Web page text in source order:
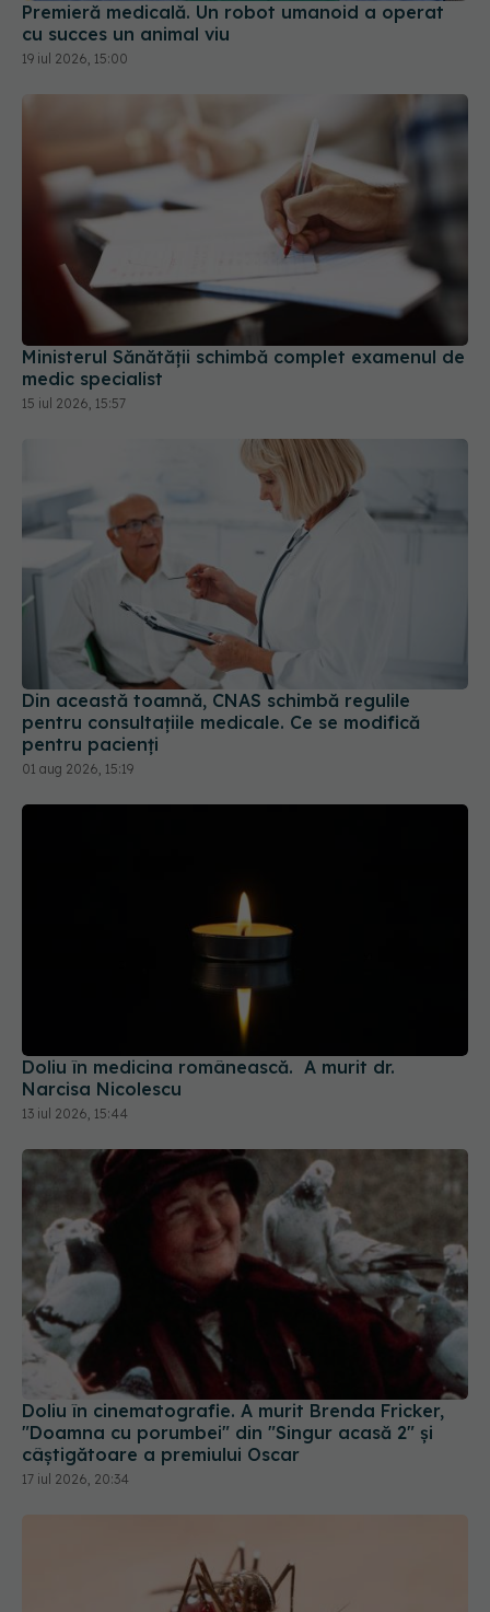
Premieră medicală. Un robot umanoid a operat
cu succes un animal viu
19 iul 2026, 15:00
Ministerul Sănătății schimbă complet examenul de
medic specialist
15 iul 2026, 15:57
Din această toamnă, CNAS schimbă regulile
pentru consultațiile medicale. Ce se modifică
pentru pacienți
01 aug 2026, 15:19
Doliu în medicina românească. A murit dr.
Narcisa Nicolescu
13 iul 2026, 15:44
Doliu în cinematografie. A murit Brenda Fricker,
"Doamna cu porumbei" din "Singur acasă 2" și
câștigătoare a premiului Oscar
17 iul 2026, 20:34